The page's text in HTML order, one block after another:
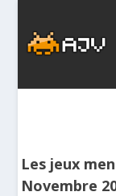
Les jeux
Novembre